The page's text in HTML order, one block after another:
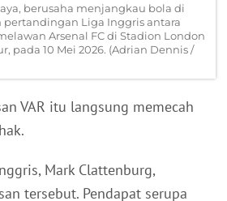
berusaha menjangkau bola di
Liga Inggris antara
Arsenal FC di Stadion London
pada 10 Mei 2026. (Adrian Dennis /
VAR itu langsung memecah
Mark Clattenburg,
tersebut. Pendapat serupa